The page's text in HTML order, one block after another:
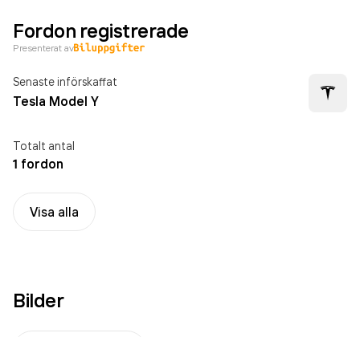
Fordon registrerade
Presenterat av
Senaste införskaffat
Tesla Model Y
Totalt antal
1 fordon
Visa alla
Bilder